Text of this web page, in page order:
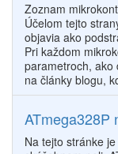
Zoznam
Účelom tejto
objavia ako
Pri každom
parametroch, ako
na články blogu,
ATmega328P
Na tejto stránke